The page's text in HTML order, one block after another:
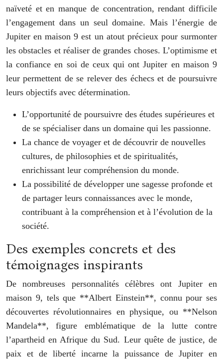
naïveté et en manque de concentration, rendant difficile
l’engagement dans un seul domaine. Mais l’énergie de
Jupiter en maison 9 est un atout précieux pour surmonter
les obstacles et réaliser de grandes choses. L’optimisme et
la confiance en soi de ceux qui ont Jupiter en maison 9
leur permettent de se relever des échecs et de poursuivre
leurs objectifs avec détermination.
L’opportunité de poursuivre des études supérieures et
de se spécialiser dans un domaine qui les passionne.
La chance de voyager et de découvrir de nouvelles
cultures, de philosophies et de spiritualités,
enrichissant leur compréhension du monde.
La possibilité de développer une sagesse profonde et
de partager leurs connaissances avec le monde,
contribuant à la compréhension et à l’évolution de la
société.
Des exemples concrets et des
témoignages inspirants
De nombreuses personnalités célèbres ont Jupiter en
maison 9, tels que **Albert Einstein**, connu pour ses
découvertes révolutionnaires en physique, ou **Nelson
Mandela**, figure emblématique de la lutte contre
l’apartheid en Afrique du Sud. Leur quête de justice, de
paix et de liberté incarne la puissance de Jupiter en